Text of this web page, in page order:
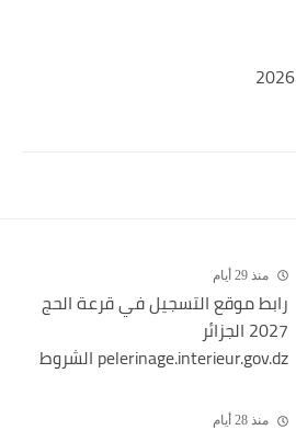
سحب استدعاء المراسلة 2026
منذ 29 أيام
رابط موقع التسجيل في قرعة الحج
2027 الجزائر
pelerinage.interieur.gov.dz الشروط
منذ 28 أيام